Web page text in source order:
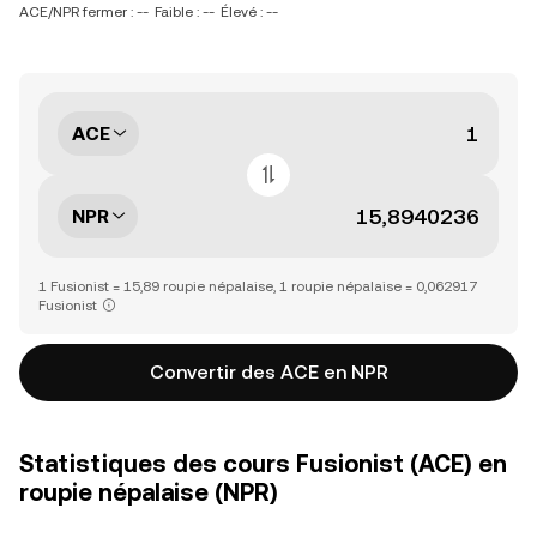
ACE/NPR fermer : -- Faible : -- Élevé : --
ACE
NPR
1 Fusionist = 15,89 roupie népalaise, 1 roupie népalaise = 0,062917
Fusionist
Convertir des ACE en NPR
Statistiques des cours Fusionist (ACE) en
roupie népalaise (NPR)